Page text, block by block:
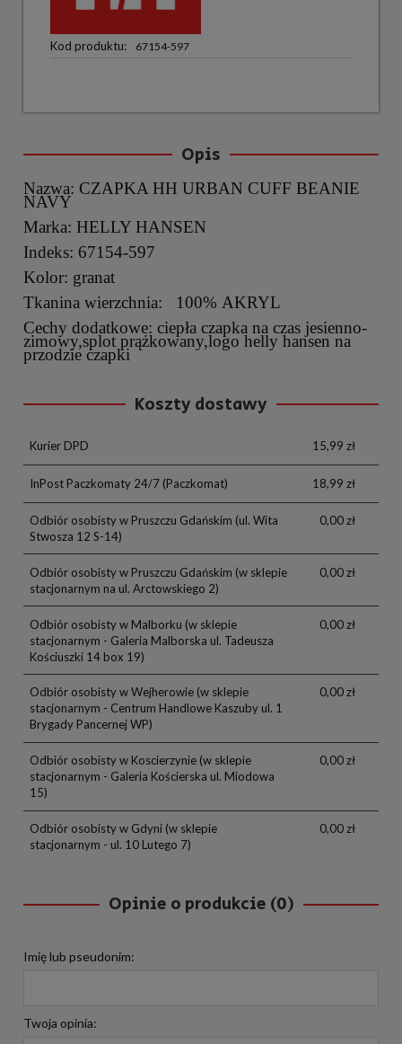
Kod produktu: 67154-597
Opis
Nazwa: CZAPKA HH URBAN CUFF BEANIE
NAVY
Marka: HELLY HANSEN
Indeks: 67154-597
Kolor: granat
Tkanina wierzchnia: 100% AKRYL
Cechy dodatkowe: ciepła czapka na czas jesienno-
zimowy,splot prążkowany,logo helly hansen na
przodzie czapki
Koszty dostawy
Kurier DPD 15,99 zł
InPost Paczkomaty 24/7(Paczkomat) 18,99 zł
Odbiór osobisty w Pruszczu Gdańskim (ul. Wita
Stwosza 12 S-14)
0,00 zł
Odbiór osobisty w Pruszczu Gdańskim (w sklepie
stacjonarnym na ul. Arctowskiego 2)
0,00 zł
Odbiór osobisty w Malborku (w sklepie
stacjonarnym - Galeria Malborska ul. Tadeusza
Kościuszki 14 box 19)
0,00 zł
Odbiór osobisty w Wejherowie(w sklepie
stacjonarnym - Centrum Handlowe Kaszuby ul. 1
Brygady Pancernej WP)
0,00 zł
Odbiór osobisty w Koscierzynie(w sklepie
stacjonarnym - Galeria Kościerska ul. Miodowa
15)
0,00 zł
Odbiór osobisty w Gdyni(w sklepie
stacjonarnym - ul. 10 Lutego 7)
0,00 zł
Opinie o produkcie (0)
Imię lub pseudonim:
Twoja opinia: